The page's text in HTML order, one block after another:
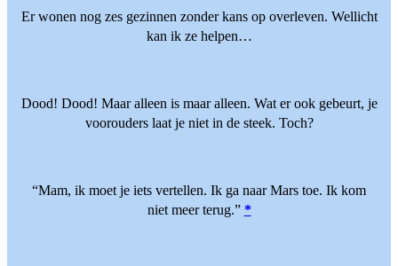
Er wonen nog zes gezinnen zonder kans op overleven. Wellicht
kan ik ze helpen…
Dood! Dood! Maar alleen is maar alleen. Wat er ook gebeurt, je
voorouders laat je niet in de steek. Toch?
“Mam, ik moet je iets vertellen. Ik ga naar Mars toe. Ik kom
niet meer terug.” *